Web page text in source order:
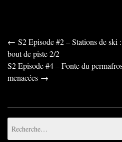
Post
navigation
← S2 Episode #2 – Stations de ski
bout de piste 2/2
S2 Episode #4 – Fonte du
menacées →